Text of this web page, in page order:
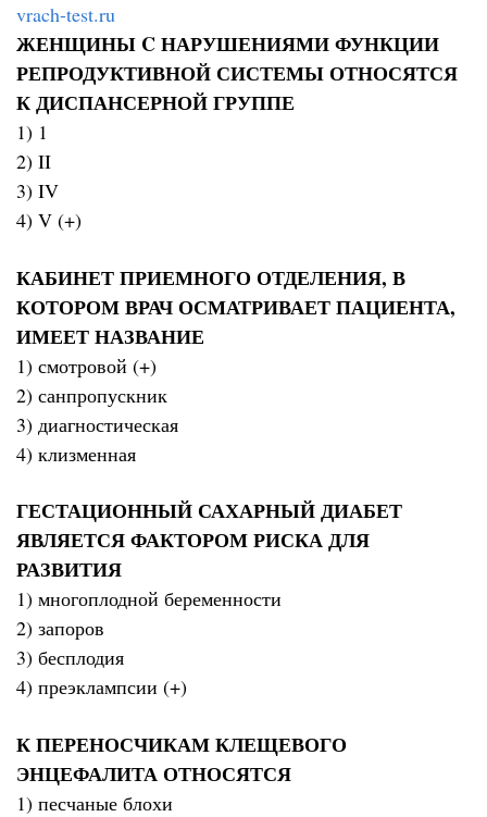
vrach-test.ru
ЖЕНЩИНЫ C НАРУШЕНИЯМИ ФУНКЦИИ
РЕПРОДУКТИВНОЙ СИСТЕМЫ ОТНОСЯТСЯ
К ДИСПАНСЕРНОЙ ГРУППЕ
1) 1
2) II
3) IV
4) V (+)
КАБИНЕТ ПРИЕМНОГО ОТДЕЛЕНИЯ, В
КОТОРОМ ВРАЧ ОСМАТРИВАЕТ ПАЦИЕНТА,
ИМЕЕТ НАЗВАНИЕ
1) смотровой (+)
2) санпропускник
3) диагностическая
4) клизменная
ГЕСТАЦИОННЫЙ САХАРНЫЙ ДИАБЕТ
ЯВЛЯЕТСЯ ФАКТОРОМ РИСКА ДЛЯ
РАЗВИТИЯ
1) многоплодной беременности
2) запоров
3) бесплодия
4) преэклампсии (+)
К ПЕРЕНОСЧИКАМ КЛЕЩЕВОГО
ЭНЦЕФАЛИТА ОТНОСЯТСЯ
1) песчаные блохи